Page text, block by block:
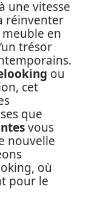
une vitesse
réinventer
meuble en
trésor
ou
cet
que
vous
nouvelle
où
pour le